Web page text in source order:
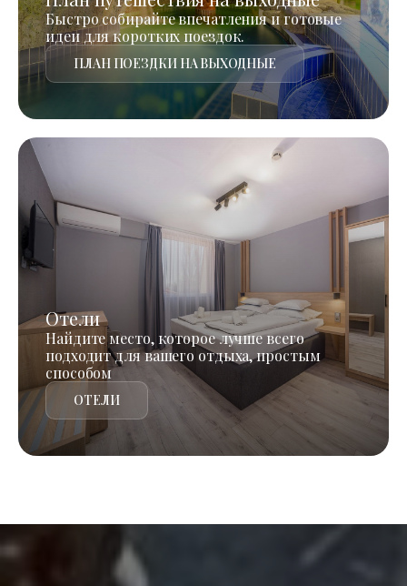
Быстро собирайте впечатления и готовые
идеи для коротких поездок.
ПЛАН ПОЕЗДКИ НА ВЫХОДНЫЕ
Отели
Найдите место, которое лучше всего
подходит для вашего отдыха, простым
способом
ОТЕЛИ